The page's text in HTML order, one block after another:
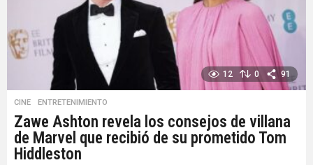
o
12 0 91
CINE ,ENTRETENIMIENTO
Zawe Ashton revela los consejos de villana
de Marvel que recibió de su prometido Tom
Hiddleston